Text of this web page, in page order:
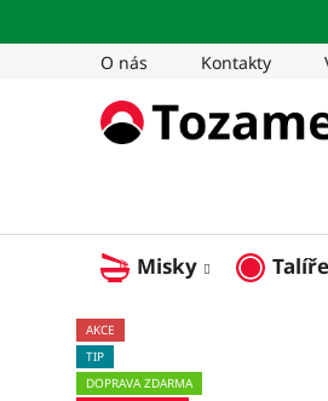
na
O nás Kontakty
Misky Talíře
AKCE
TIP
DOPRAVA ZDARMA